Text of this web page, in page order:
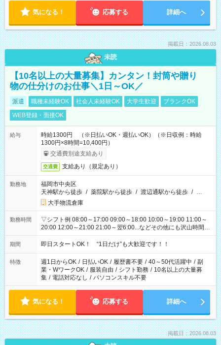
気になる！ 応募する 詳細へ
掲載日：2026.08.03
未読
【10名以上の大量募集】カンタン！封筒や贈り
物の仕分けのお仕事＼1日～OK／
派遣 職種未経験OK 社会人未経験OK 大学生歓迎
ブランクOK
WEB登録・面接OK
給与
時給1300円 （※日払いOK・週払いOK）（※日収例：時給
1300円×8時間=10,400円）
交通費別途支給あり
交通費 支給あり（規定あり）
勤務地
福岡市中央区
天神駅から徒歩 / 薬院駅から徒歩 / 渡辺通駅から徒歩 / …
大手物流倉庫
勤務時間
▽シフト例 08:00～17:00 09:00～18:00 10:00～19:00 11:00～
20:00 12:00～21:00 21:00～翌6:00...などその他にも沢山時間が
ございます！ 基本は実働8時間（休憩1時間）がメインですが、
他にもご希望があればご相談ください！
期間 即日スタートOK！ “1日だけ”も大歓迎です！！
特徴 週1日からOK / 日払いOK / 履歴書不要 / 40～50代活躍中 / 副
業・WワークOK / 服装自由 / シフト勤務 / 10名以上の大量募
集 / 電話対応なし / パソコンスキル不要
気になる！ 応募する 詳細へ
掲載日：2026.08.03